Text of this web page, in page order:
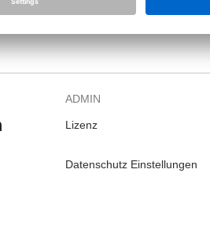
ADMIN
Lizenz
Datenschutz Einstellungen